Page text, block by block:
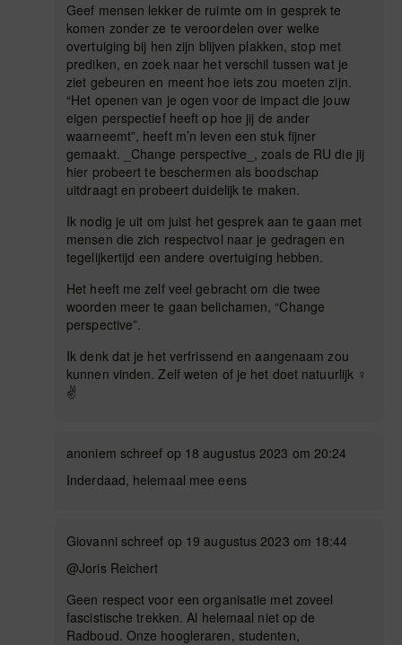
Geef mensen lekker de ruimte om in gesprek te
komen zonder ze te veroordelen over welke
overtuiging bij hen zijn blijven plakken, stop met
prediken, en zoek naar het verschil tussen wat je
ziet gebeuren en meent hoe iets zou moeten zijn.
“Het openen van je ogen voor de impact die jouw
eigen perspectief heeft op hoe jij de ander
waarneemt”, heeft m’n leven een stuk fijner
gemaakt. _Change perspective_, zoals de RU die jij
hier probeert te beschermen als boodschap
uitdraagt en probeert duidelijk te maken.
Ik nodig je uit om juist het gesprek aan te gaan met
mensen die zich respectvol naar je gedragen en
tegelijkertijd een andere overtuiging hebben.
Het heeft me zelf veel gebracht om die twee
woorden meer te gaan belichamen, “Change
perspective”.
Ik denk dat je het verfrissend en aangenaam zou
kunnen vinden. Zelf weten of je het doet natuurlijk ‍♀️
✌️
anoniem schreef op 18 augustus 2023 om 20:24
Inderdaad, helemaal mee eens
Giovanni schreef op 19 augustus 2023 om 18:44
@Joris Reichert
Geen respect voor een organisatie met zoveel
fascistische trekken. Al helemaal niet op de
Radboud. Onze hoogleraren, studenten,